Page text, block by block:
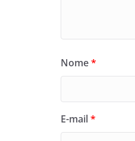
Nome*
E-mail*